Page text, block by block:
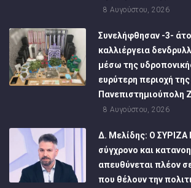
8 Αυγούστου, 2026
Συνελήφθησαν -3-
καλλιέργεια
μέσω της
ευρύτερη περιοχή
Πανεπιστημιούπολη
8 Αυγούστου, 2026
Δ. Μελίδης: Ο ΣΥΡΙΖΑ
σύγχρονο και
απευθύνεται πλέον
που θέλουν την